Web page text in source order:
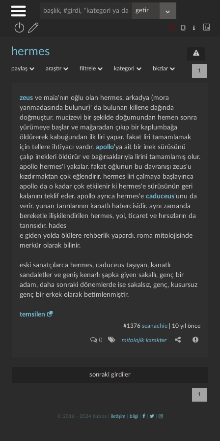
hermes
paylaş araştır filtrele kategori bkzlar 1
zeus ve maia'nın oğlu olan hermes, arkadya (mora
yarımadasında bulunur)' da bulunan killene dağında
doğmuştur. mucizevi bir şekilde doğumundan hemen sonra
yürümeye başlar ve mağaradan çıkıp bir kaplumbağa
öldürerek kabuğundan ilk liri yapar. fakat liri tamamlamak
için tellere ihtiyacı vardır. apollo'ya ait bir inek sürüsünü
çalıp inekleri öldürür ve bağırsaklarıyla lirini tamamlamış olur.
apollo hermes'i yakalar. fakat oğlunun bu davranışı zeus'u
kızdırmaktan çok eğlendirir. hermes liri çalmaya başlayınca
apollo da o kadar çok etkilenir ki hermes'e sürüsünün geri
kalanını teklif eder. apollo ayrıca hermes'e caduceus'unu da
verir. yunan tanrılarının kanatlı habercisidir. aynı zamanda
bereketle ilişkilendirilen hermes, yol, ticaret ve hırsızların da
tanrısıdır. hades
e giden yolda ölülere rehberlik yapardı. roma mitolojisinde
merkür olarak bilinir.
eski sanatçılarca hermes, caduceus taşıyan, kanatlı
sandaletler ve geniş kenarlı şapka giyen sakallı, genç bir
adam, daha sonraki dönemlerde ise sakalsız, genç, kusursuz
genç bir erkek olarak betimlenmiştir.
temsilen
#1376 seanachie 10 yıl önce
0 mitolojik karakter
sonraki girdiler
1
© 2016 - 2024 kulzos | iletişim| bilgi| | |